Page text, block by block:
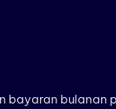
bayaran bulanan